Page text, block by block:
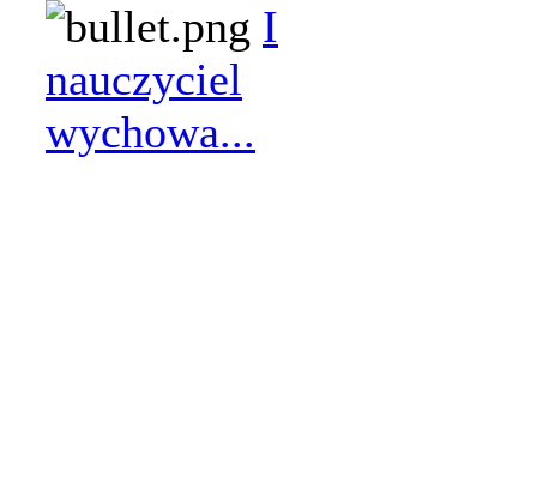
I
nauczyciel
wychowa...